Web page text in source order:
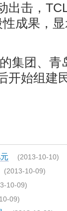
出击，
成果，
集团、青
开始组建
(2013-10-10)
(2013-10-09)
10-09)
09)